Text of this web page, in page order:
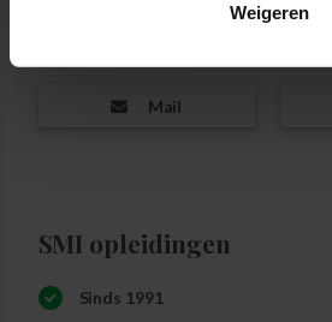
Weigeren
Mail
SMI opleidingen
Sinds 1991